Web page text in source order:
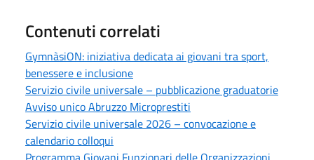
Contenuti correlati
GymnàsiON: iniziativa dedicata ai giovani tra sport,
benessere e inclusione
Servizio civile universale – pubblicazione graduatorie
Avviso unico Abruzzo Microprestiti
Servizio civile universale 2026 – convocazione e
calendario colloqui